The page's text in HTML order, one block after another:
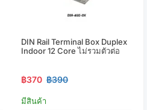
DIN Rail Terminal Box Duplex
Indoor 12 Core ไม่รวมตัวต่อ
฿370 ฿390
มีสินค้า